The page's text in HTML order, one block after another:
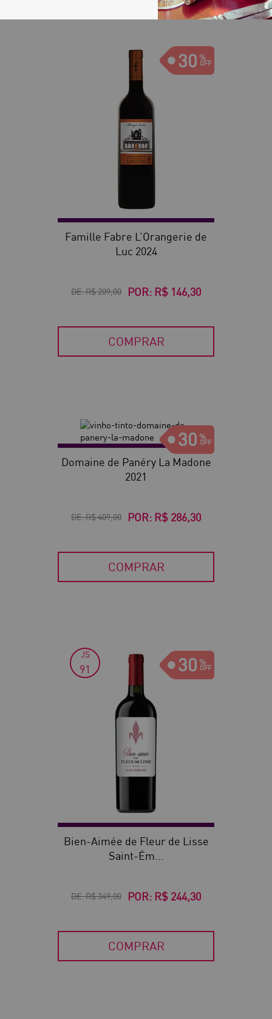
30
Famille Fabre L’Orangerie de
Luc 2024
DE:R$ 209,00 POR: R$ 146,30
COMPRAR
30
Domaine de Panéry La Madone
2021
DE:R$ 409,00 POR: R$ 286,30
COMPRAR
30
JS
91
Bien-Aimée de Fleur de Lisse
Saint-Ém...
DE:R$ 349,00 POR: R$ 244,30
COMPRAR